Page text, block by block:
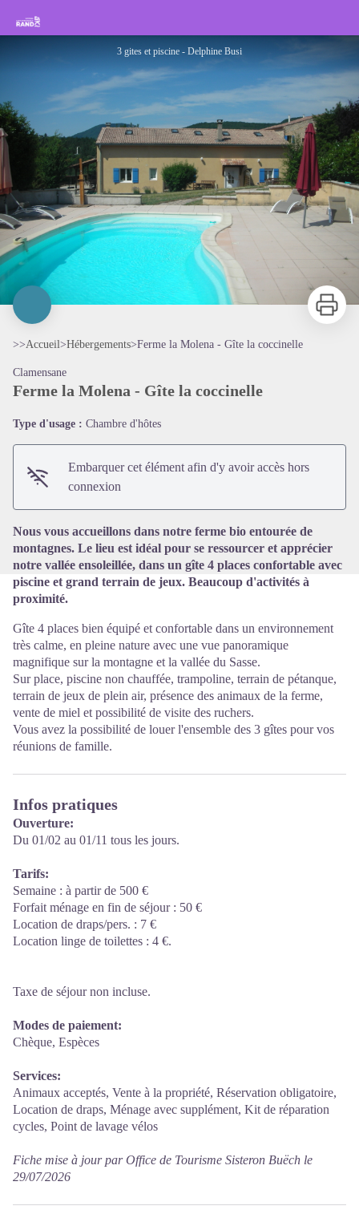
Rando Sisteron Buëch Baronnies Provençales
3 gites et piscine - Delphine Busi
Voir l'image en plein écran
Imprimer
>>Accueil>Hébergements>Ferme la Molena - Gîte la coccinelle
Clamensane
Ferme la Molena - Gîte la coccinelle
Type d'usage : Chambre d'hôtes
Embarquer cet élément afin d'y avoir accès hors
connexion
Nous vous accueillons dans notre ferme bio entourée de
montagnes. Le lieu est idéal pour se ressourcer et apprécier
notre vallée ensoleillée, dans un gîte 4 places confortable avec
piscine et grand terrain de jeux. Beaucoup d'activités à
proximité.
Gîte 4 places bien équipé et confortable dans un environnement
très calme, en pleine nature avec une vue panoramique
magnifique sur la montagne et la vallée du Sasse.
Sur place, piscine non chauffée, trampoline, terrain de pétanque,
terrain de jeux de plein air, présence des animaux de la ferme,
vente de miel et possibilité de visite des ruchers.
Vous avez la possibilité de louer l'ensemble des 3 gîtes pour vos
réunions de famille.
Infos pratiques
Ouverture:
Du 01/02 au 01/11 tous les jours.
Tarifs:
Semaine : à partir de 500 €
Forfait ménage en fin de séjour : 50 €
Location de draps/pers. : 7 €
Location linge de toilettes : 4 €.
Taxe de séjour non incluse.
Modes de paiement:
Chèque, Espèces
Services:
Animaux acceptés, Vente à la propriété, Réservation obligatoire,
Location de draps, Ménage avec supplément, Kit de réparation
cycles, Point de lavage vélos
Fiche mise à jour par Office de Tourisme Sisteron Buëch le
29/07/2026